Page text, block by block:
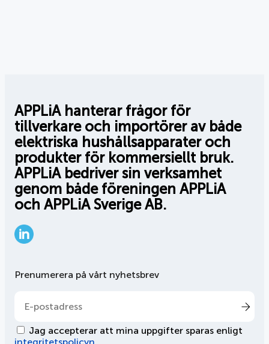
APPLiA hanterar frågor för
tillverkare och importörer av både
elektriska hushållsapparater och
produkter för kommersiellt bruk.
APPLiA bedriver sin verksamhet
genom både föreningen APPLiA
och APPLiA Sverige AB.
Prenumerera på vårt nyhetsbrev
Jag accepterar att mina uppgifter sparas enligt